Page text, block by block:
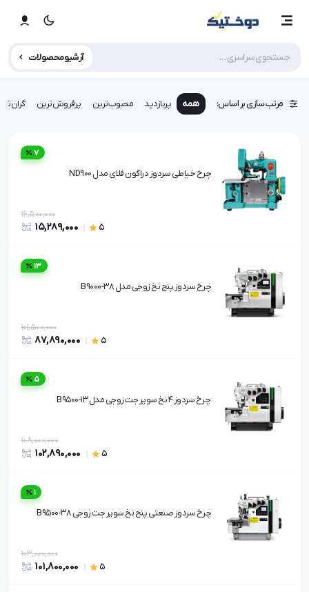
آرشیو محصولات
مرتب سازی بر اساس: همه پربازدید محبوب‌ترین پرفروش‌ترین
چرخ خیاطی سردوز دراگون فلای مدل ND900
5
16,500,000
15,289,000
7
چرخ سردوز پنج نخ زوجی مدل B9000-38
5
101,500,000
87,890,000
13
چرخ سردوز 4 نخ سوپر جت زوجی مدل B9500-13
5
108,000,000
102,890,000
5
چرخ سردوز صنعتی پنج نخ سوپر جت زوجی B9500-38
5
103,000,000
101,800,000
1